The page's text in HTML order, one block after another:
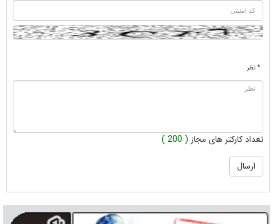
* نظر
تعداد کارکتر های مجاز ( 200 )